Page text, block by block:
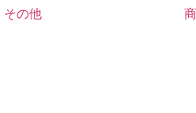
その他